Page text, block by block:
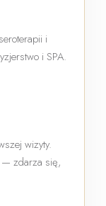
i
i SPA.
wizyty.
— zdarza się,